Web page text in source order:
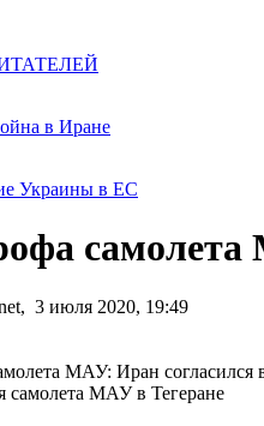
в Иране
Украины в ЕС
3 июля 2020, 19:49
самолета МАУ в Тегеране